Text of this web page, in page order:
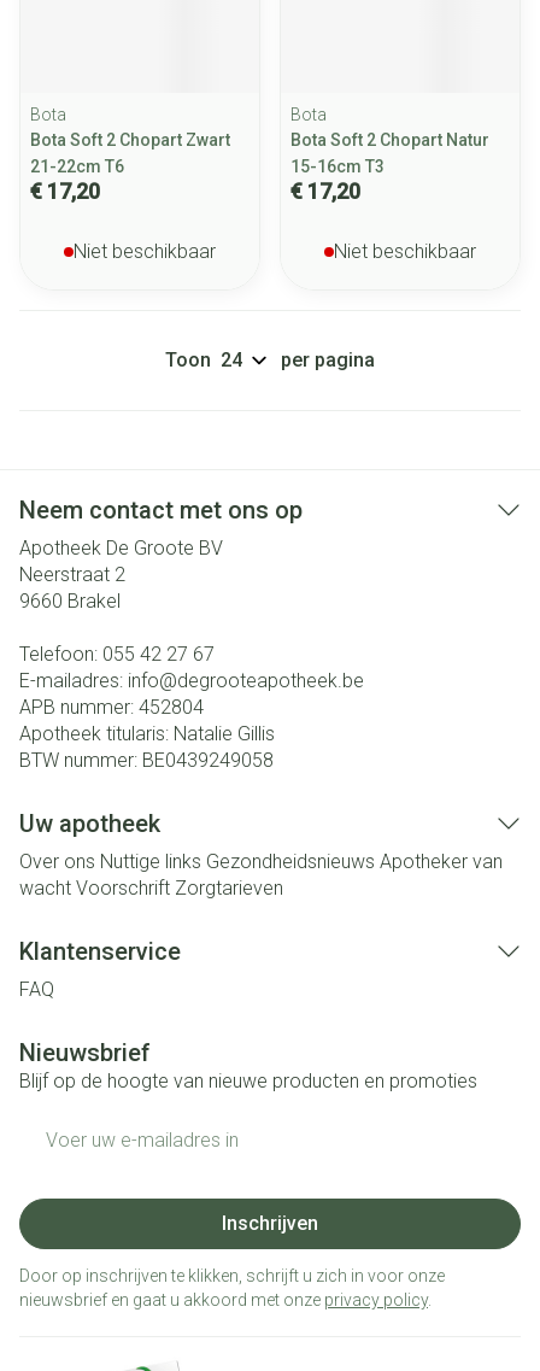
Bota
Bota Soft 2 Chopart Zwart
21-22cm T6
€ 17,20
Niet beschikbaar
Bota
Bota Soft 2 Chopart Natur
15-16cm T3
€ 17,20
Niet beschikbaar
Toon per pagina
Neem contact met ons op
Apotheek De Groote BV
Neerstraat 2
9660 Brakel
Telefoon: 055 42 27 67
E-mailadres: info@degrooteapotheek.be
APB nummer: 452804
Apotheek titularis: Natalie Gillis
BTW nummer: BE0439249058
Uw apotheek
Over ons Nuttige links Gezondheidsnieuws Apotheker van
wacht Voorschrift Zorgtarieven
Klantenservice
FAQ
Nieuwsbrief
Blijf op de hoogte van nieuwe producten en promoties
Inschrijven
Door op inschrijven te klikken, schrijft u zich in voor onze
nieuwsbrief en gaat u akkoord met onze privacy policy.